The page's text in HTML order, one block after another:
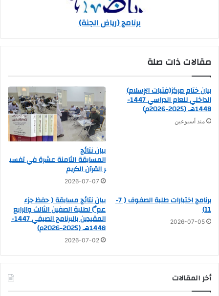
برنامج (رياض الجنة)
مقالات ذات صلة
بيان ختام مركز(فتيات الإسلام)
الداخلي للعام الدراسي 1447-
1448هـ (2025-2026م)
منذ أسبوعين
بيان نتائج
المسابقة الثامنة عشرة في تفسي
ر القرآن الكريم
2026-07-07
برنامج اختبارات طلبة الصفوف ( 7-
11)
2026-07-05
بيان نتائج مسابقة ( حفظ جزء
عمَّ) لطلبة الصفين الثالث والرابع
المقيدين بالبرنامج الصيفي 1447-
1448هـ (2025-2026م)
2026-07-02
أخر المقالات